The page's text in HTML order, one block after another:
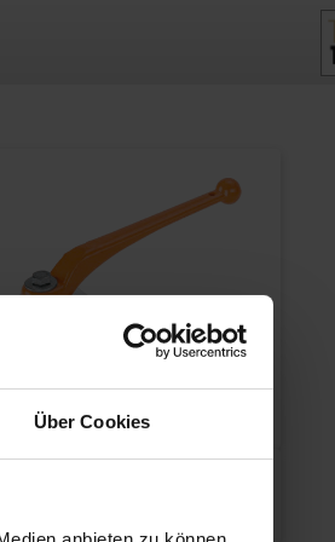
Über Cookies